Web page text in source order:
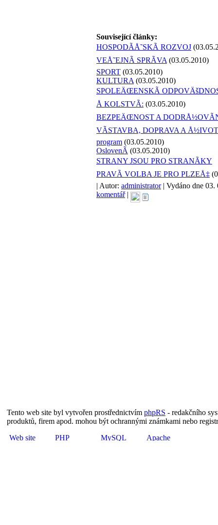
Související články:
HOSPODÃÅ˜SKÃ ROZVOJ
VEÅ˜EJNÃ SPRÃVA (03.05.2010)
SPORT (03.05.2010)
KULTURA (03.05.2010)
SPOLEÄŒENSKÃ
Å KOLSTVÃ: (03.05.2010)
BEZPEÄŒNOST A
VÃSTAVBA, DOPRAVA A
program (03.05.2010)
OslovenÃ­ (03.05.2010)
STRANY JSOU PRO STRANÃKY
PRAVÃ VOLBA JE PRO PLZEÅ‡
| Autor: administrator| Vydáno dne 03.
komentář|
Tento web site byl vytvořen prostřednictvím phpRS - redakčního
produktů, firem apod. mohou být ochrannými známkami nebo